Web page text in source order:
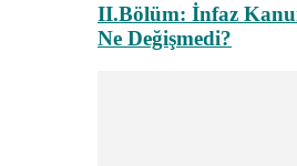
II.Bölüm: İnfaz
Ne Değişmedi?